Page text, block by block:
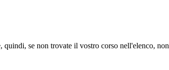
quindi, se non trovate il vostro corso nell'elenco, non